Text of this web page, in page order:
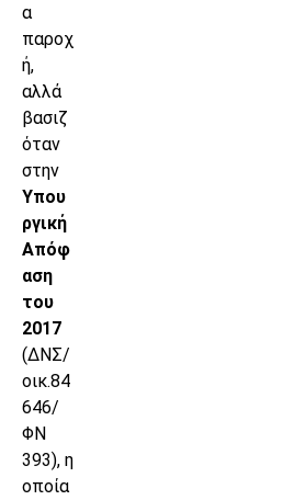
α
παροχ
ή,
αλλά
βασιζ
όταν
στην
Υπου
ργική
Απόφ
αση
του
2017
(ΔΝΣ/
οικ.84
646/
ΦΝ
393), η
οποία